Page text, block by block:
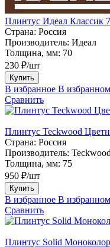
Плинтус Идеал Классик
Страна: Россия
Производитель: Идеал
Толщина, мм: 70
230 ₽/шт
Купить
В избранное В избранном
Сравнить
Плинтус Teckwood
Страна: Россия
Производитель: Teckwood
Толщина, мм: 75
950 ₽/шт
Купить
В избранное В избранном
Сравнить
Плинтус Solid